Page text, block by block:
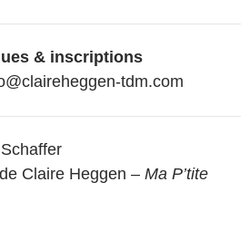
& inscriptions
tdm.com
Claire Heggen – Ma P’tite